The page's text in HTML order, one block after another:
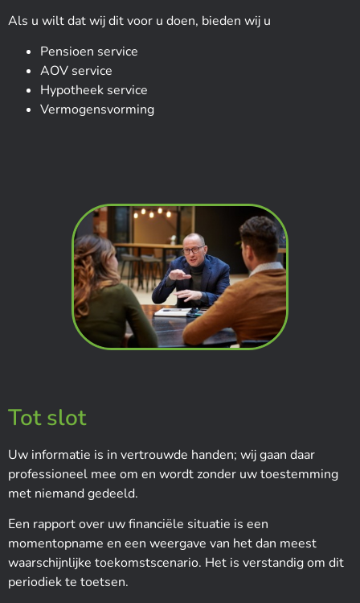
Als u wilt dat wij dit voor u doen, bieden wij u
Pensioen service
AOV service
Hypotheek service
Vermogensvorming
Tot slot
Uw informatie is in vertrouwde handen; wij gaan daar
professioneel mee om en wordt zonder uw toestemming
met niemand gedeeld.
Een rapport over uw financiële situatie is een
momentopname en een weergave van het dan meest
waarschijnlijke toekomstscenario. Het is verstandig om dit
periodiek te toetsen.